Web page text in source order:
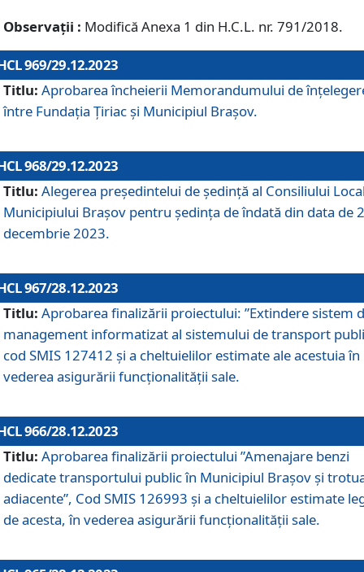
Observații : Modifică Anexa 1 din H.C.L. nr. 791/2018.
969/29.12.2023
Titlu: Aprobarea încheierii Memorandumului de
între Fundația Țiriac și Municipiul Brașov.
968/29.12.2023
Titlu: Alegerea preşedintelui de şedinţă al Consiliului
Municipiului Braşov pentru ședința de îndată din data de
decembrie 2023.
967/28.12.2023
Titlu: Aprobarea finalizării proiectului: ”Extindere sistem
management informatizat al sistemului de transport
cod SMIS 127412 și a cheltuielilor estimate ale acestuia în
vederea asigurării funcționalității sale.
966/28.12.2023
Titlu: Aprobarea finalizării proiectului ”Amenajare benzi
dedicate transportului public în Municipiul Brașov şi
adiacente”, Cod SMIS 126993 și a cheltuielilor estimate
de acesta, în vederea asigurării funcționalității sale.